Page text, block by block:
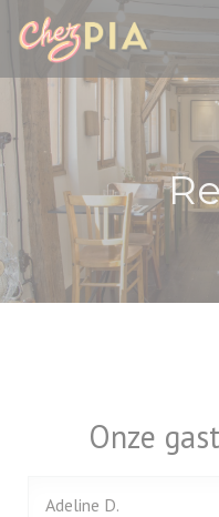
Cookies beheer paneel
Onze
Adeline D